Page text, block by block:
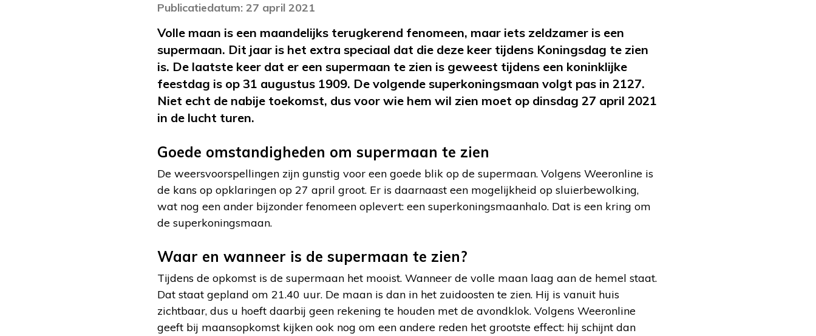
Publicatiedatum: 27 april 2021
Volle maan is een maandelijks terugkerend fenomeen, maar iets zeldzamer is een
supermaan. Dit jaar is het extra speciaal dat die deze keer tijdens Koningsdag te zien
is. De laatste keer dat er een supermaan te zien is geweest tijdens een koninklijke
feestdag is op 31 augustus 1909. De volgende superkoningsmaan volgt pas in 2127.
Niet echt de nabije toekomst, dus voor wie hem wil zien moet op dinsdag 27 april 2021
in de lucht turen.
Goede omstandigheden om supermaan te zien
De weersvoorspellingen zijn gunstig voor een goede blik op de supermaan. Volgens Weeronline is
de kans op opklaringen op 27 april groot. Er is daarnaast een mogelijkheid op sluierbewolking,
wat nog een ander bijzonder fenomeen oplevert: een superkoningsmaanhalo. Dat is een kring om
de superkoningsmaan.
Waar en wanneer is de supermaan te zien?
Tijdens de opkomst is de supermaan het mooist. Wanneer de volle maan laag aan de hemel staat.
Dat staat gepland om 21.40 uur. De maan is dan in het zuidoosten te zien. Hij is vanuit huis
zichtbaar, dus u hoeft daarbij geen rekening te houden met de avondklok. Volgens Weeronline
geeft bij maansopkomst kijken ook nog om een andere reden het grootste effect: hij schijnt dan